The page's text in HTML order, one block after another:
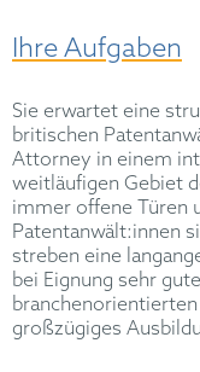
Ihre Aufgaben
Sie erwartet eine
britischen
Attorney in einem
weitläufigen Gebiet
immer offene Türen
Patentanwält:innen
streben eine
bei Eignung sehr
großzügiges